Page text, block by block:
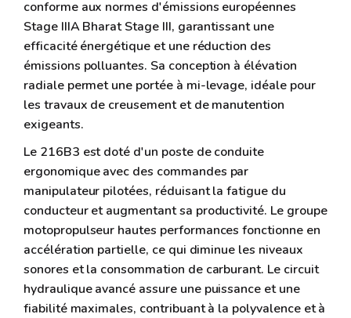
conforme aux normes d'émissions européennes
Stage IIIA Bharat Stage III, garantissant une
efficacité énergétique et une réduction des
émissions polluantes. Sa conception à élévation
radiale permet une portée à mi-levage, idéale pour
les travaux de creusement et de manutention
exigeants.
Le 216B3 est doté d'un poste de conduite
ergonomique avec des commandes par
manipulateur pilotées, réduisant la fatigue du
conducteur et augmentant sa productivité. Le groupe
motopropulseur hautes performances fonctionne en
accélération partielle, ce qui diminue les niveaux
sonores et la consommation de carburant. Le circuit
hydraulique avancé assure une puissance et une
fiabilité maximales, contribuant à la polyvalence et à